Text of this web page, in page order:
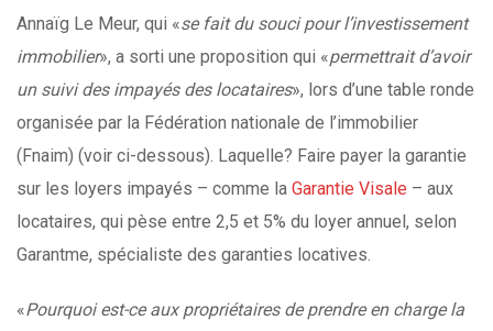
Annaïg Le Meur, qui «se fait du souci pour l’investissement
immobilier», a sorti une proposition qui «permettrait d’avoir
un suivi des impayés des locataires», lors d’une table ronde
organisée par la Fédération nationale de l’immobilier
(Fnaim) (voir ci-dessous). Laquelle? Faire payer la garantie
sur les loyers impayés – comme la Garantie Visale – aux
locataires, qui pèse entre 2,5 et 5% du loyer annuel, selon
Garantme, spécialiste des garanties locatives.
«Pourquoi est-ce aux propriétaires de prendre en charge la